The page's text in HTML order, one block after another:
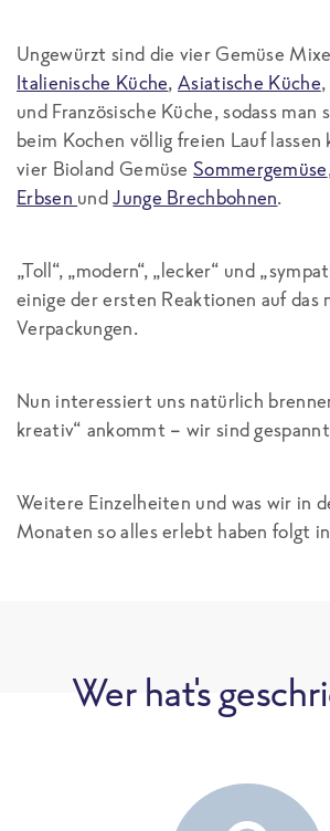
Ungewürzt sind die vier Gemüse
Italienische Küche,Asiatische Küche
und Französische Küche, sodass man
beim Kochen völlig freien Lauf lassen
vier Bioland GemüseSommergemüse,
Erbsen undJunge Brechbohnen.
„Toll“, „modern“, „lecker“ und
einige der ersten Reaktionen auf das
Verpackungen.
Nun interessiert uns natürlich
kreativ“ ankommt – wir sind
Weitere Einzelheiten und was wir in
Monaten so alles erlebt haben folgt
Wer hat's